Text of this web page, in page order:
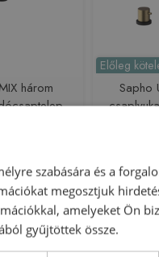
három
900 Ft
Előleg
Sapho
232 000
szabására és a
megosztjuk
amelyeket Ön
gyűjtöttek össze.